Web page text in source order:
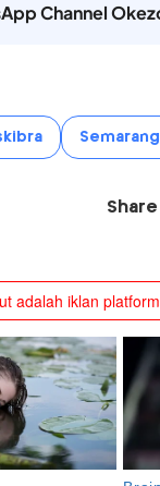
Channel
Semarang
Share